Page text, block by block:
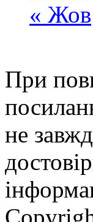
« Жов
При
не